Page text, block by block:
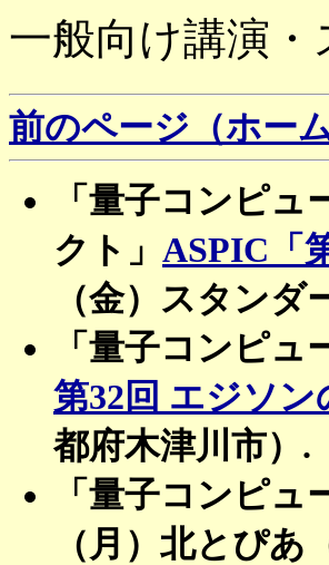
一般向け講演
前のページ（ホーム
「量子コンピ
クト」 ASPIC「
（金）スタン
「量子コンピ
第32回 エジソン
都府木津川市）.
「量子コンピュ
（月）北とぴあ